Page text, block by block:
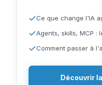
Ce que change l'IA
Agents, skills, MCP :
Comment passer à
Découvrir